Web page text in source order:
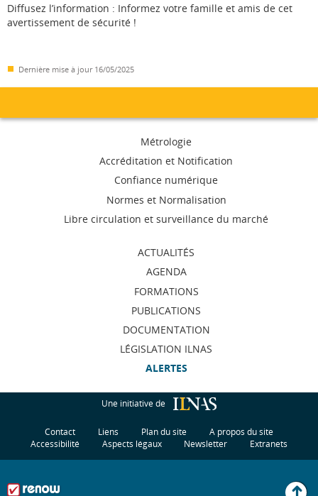
Diffusez l’information : Informez votre famille et amis de cet
avertissement de sécurité !
Dernière mise à jour 16/05/2025
navigation
Métrologie
Accréditation et Notification
Confiance numérique
Normes et Normalisation
Libre circulation et surveillance du marché
ACTUALITÉS
AGENDA
FORMATIONS
PUBLICATIONS
DOCUMENTATION
LÉGISLATION ILNAS
ALERTES
Une initiative de
Contact Liens Plan du site
A propos du site
Accessibilité
Aspects légaux Newsletter Extranets
H
u
t
d
p
g